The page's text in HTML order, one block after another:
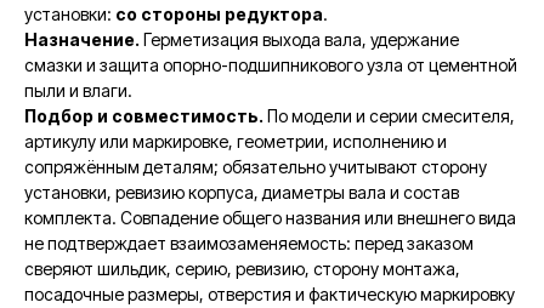
установки: со стороны редуктора.
Назначение. Герметизация выхода вала, удержание
смазки и защита опорно-подшипникового узла от цементной
пыли и влаги.
Подбор и совместимость. По модели и серии смесителя,
артикулу или маркировке, геометрии, исполнению и
сопряжённым деталям; обязательно учитывают сторону
установки, ревизию корпуса, диаметры вала и состав
комплекта. Совпадение общего названия или внешнего вида
не подтверждает взаимозаменяемость: перед заказом
сверяют шильдик, серию, ревизию, сторону монтажа,
посадочные размеры, отверстия и фактическую маркировку